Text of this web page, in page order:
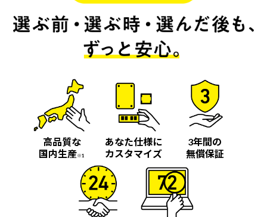
高品質な
国内生産※1
あなた仕様に
カスタマイズ
3年間の
無償保証